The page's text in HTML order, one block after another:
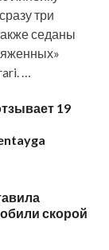
три
седаны
…
19
скорой